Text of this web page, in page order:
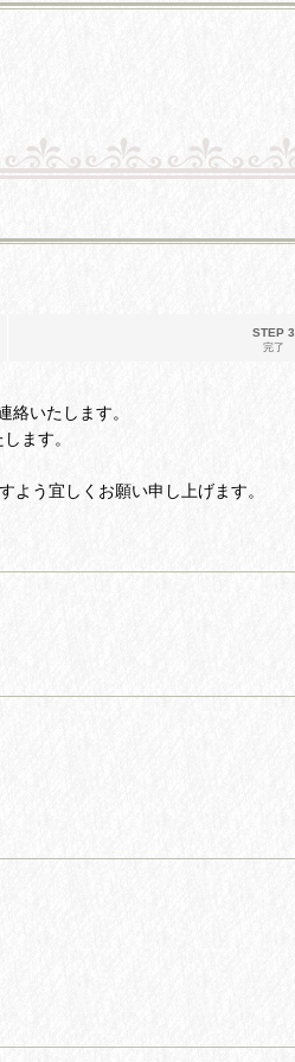
STEP 3
完了
いたします。
ます。
う宜しくお願い申し上げます。